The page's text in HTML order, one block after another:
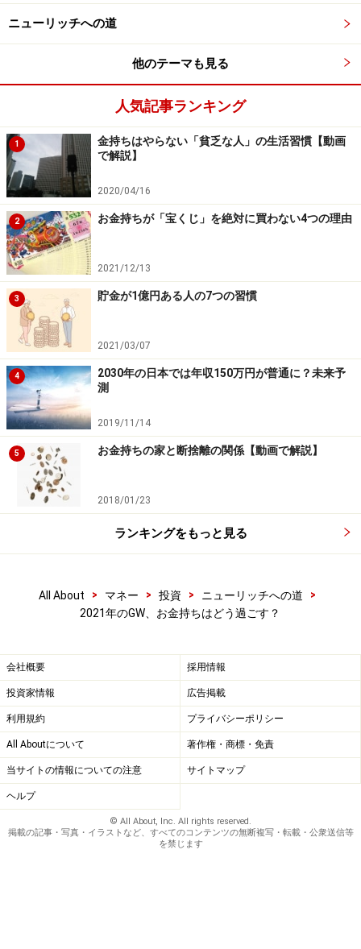
自ら考え、責任をもって行動する
「コロナ感染者が増えていて、まん延防止地域も増えて
いるのに出かけるなんて……」と感じた人もいるかもしれ
ません。しかし、少し冷静になって考えてみてほしいの
です。
多くの人は、メディアや行政の報道に疑問を抱いたり、
批判的な視点で見たりしない傾向がありますが、一度情
報を発信する各々の立場を想像してみてください。する
と、違った側面が見えてくるものです。
きちんと自分の頭で考えれば、昨年のトイレットペーパ
ー買い占め騒動などは起きなかったでしょう。テレビで
「〇〇がダイエットに効く」と報道されるだけで、スー
パーの棚から当該商品が蒸発するのも、自分で考えずに
行動している一例といえます。まずは自分の頭で考える
ということを第一にしましょう。
クリティカルな視点を持ち、自らの頭脳をフル回転して
き抜いていくうえでも必要です。
貯金が1憶円ある人の7つの習慣
コロナでどう変わった？お金持ちの休日の過ごし方
2021年予想！コロナで広がる3大格差
※記事内容は執筆時点のものです。最新の内容をご確認くださ
い。
ニューリッチへの道
他のテーマも見る
人気記事ランキング
1
金持ちはやらない「貧乏な人」の生活習慣【動画
で解説】
2020/04/16
2 お金持ちが「宝くじ」を絶対に買わない4つの理由
2021/12/13
3 貯金が1億円ある人の7つの習慣
2021/03/07
4
2030年の日本では年収150万円が普通に？未来予
測
2019/11/14
5 お金持ちの家と断捨離の関係【動画で解説】
2018/01/23
ランキングをもっと見る
All About > マネー > 投資 > ニューリッチへの道
>
2021年のGW、お金持ちはどう過ごす？
会社概要 採用情報
投資家情報 広告掲載
利用規約 プライバシーポリシー
All Aboutについて 著作権・商標・免責
当サイトの情報についての注意 サイトマップ
ヘルプ
© All About, Inc. All rights reserved.
掲載の記事・写真・イラストなど、すべてのコンテンツの無断複写・転載・公衆送信等
を禁じます